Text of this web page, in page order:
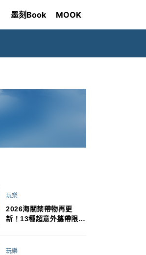
墨刻Book MOOK
玩樂
2026海關禁帶物再更
新！13種超意外攜帶限
最高還罰百萬！注意事項
玩樂